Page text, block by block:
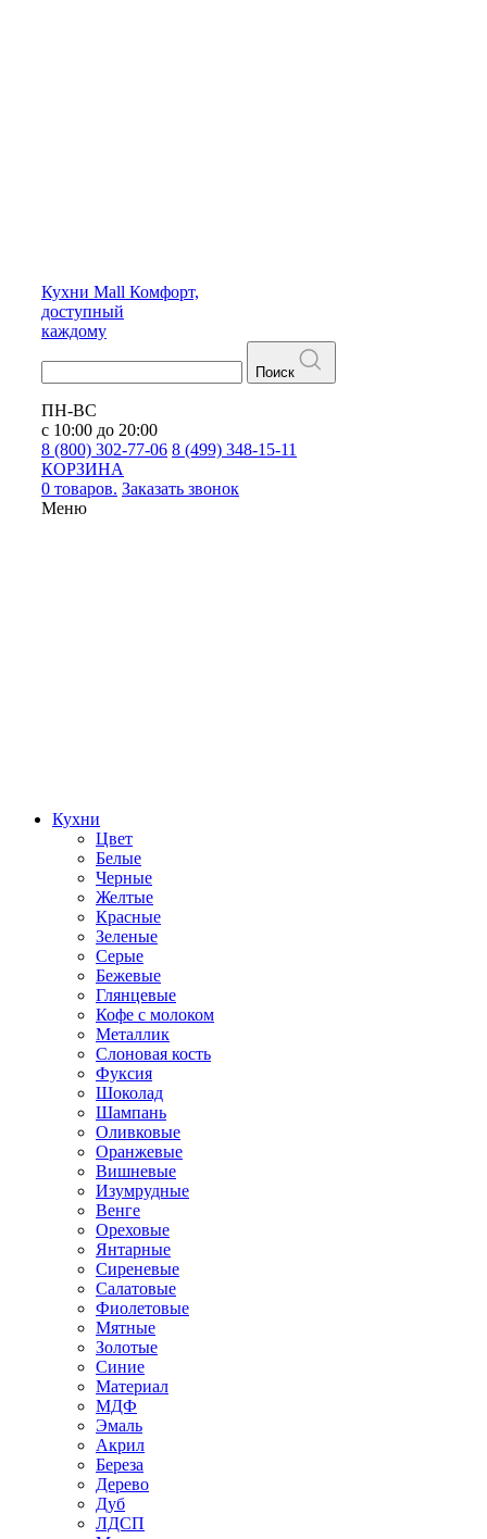
Кухни Mall Комфорт,
доступный
каждому
Поиск
ПН-ВС
с 10:00 до 20:00
8 (800) 302-77-06 8 (499) 348-15-11
КОРЗИНА
0 товаров. Заказать звонок
Меню
Кухни
Цвет
Белые
Черные
Желтые
Красные
Зеленые
Серые
Бежевые
Глянцевые
Кофе с молоком
Металлик
Слоновая кость
Фуксия
Шоколад
Шампань
Оливковые
Оранжевые
Вишневые
Изумрудные
Венге
Ореховые
Янтарные
Сиреневые
Салатовые
Фиолетовые
Мятные
Золотые
Синие
Материал
МДФ
Эмаль
Акрил
Береза
Дерево
Дуб
ЛДСП